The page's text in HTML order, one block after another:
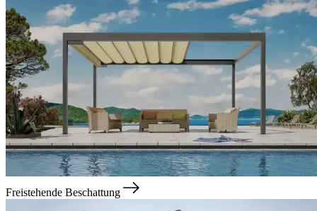
Freistehende Beschattung